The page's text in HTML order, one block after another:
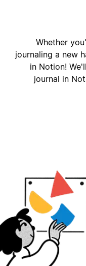
Whether
journaling a new
in Notion!
journal in